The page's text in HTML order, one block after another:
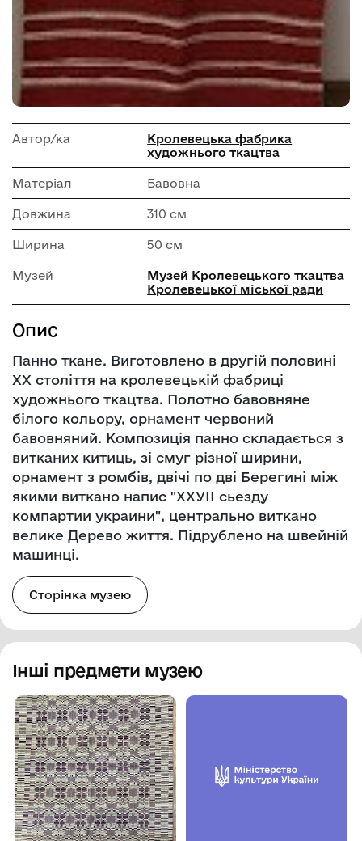
Автор/ка
Кролевецька фабрика
художнього ткацтва
Матеріал Бавовна
Довжина 310 см
Ширина 50 см
Музей
Музей Кролевецького ткацтва
Кролевецької міської ради
Опис
Панно ткане. Виготовлено в другій половині
ХХ століття на кролевецькій фабриці
художнього ткацтва. Полотно бавовняне
білого кольору, орнамент червоний
бавовняний. Композиція панно складається з
витканих китиць, зі смуг різної ширини,
орнамент з ромбів, двічі по дві Берегині між
якими виткано напис "ХХУІІ сьезду
компартии украини", центрально виткано
велике Дерево життя. Підрублено на швейній
машинці.
Сторінка музею
Інші предмети музею